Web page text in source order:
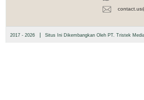
2017 - 2026 | Situs Ini Dikembangkan Oleh PT. Tristek